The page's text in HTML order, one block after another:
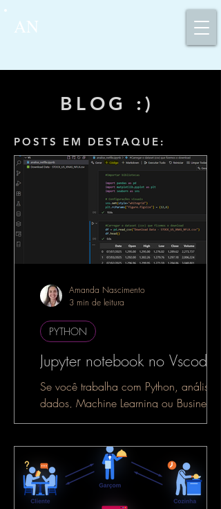
AN
BLOG :)
POSTS EM DESTAQUE:
Jupyter notebook no Vscode
Se você trabalha com Python, análise de
dados, Machine Learning ou Business
Intelligence, é muito provável que já
PYTHON
Amanda Nascimento
3 min de leitura